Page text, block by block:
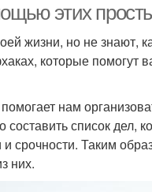
этих
жизни, но не знают,
которые помогут
нам
список
и срочности. Таким
них.